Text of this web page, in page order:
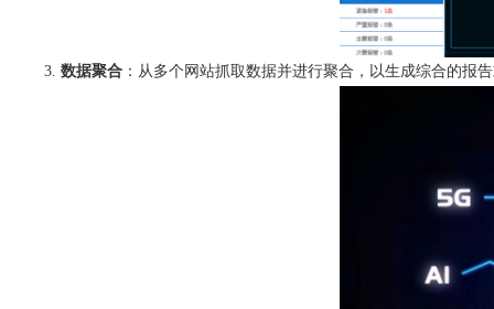
数据聚合 ：从多个网站抓取数据并进行聚合，以生成综合的报